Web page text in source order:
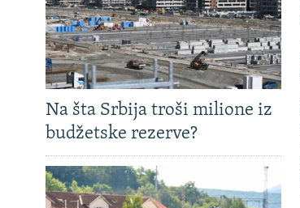
Na šta Srbija troši milione iz
budžetske rezerve?